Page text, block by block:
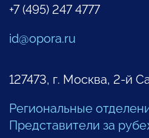
+7 (495) 247 4777
id@opora.ru
127473, г. Москва, 2-й
Региональные
Представители за